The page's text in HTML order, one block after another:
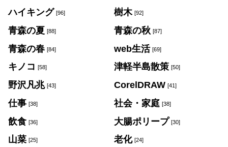
ハイキング [96] 樹木 [92]
青森の夏 [88] 青森の秋 [87]
青森の春 [84] web生活 [69]
キノコ [58] 津軽半島散策 [50]
野沢凡兆 [43] CorelDRAW [41]
仕事 [38] 社会・家庭 [38]
飲食 [36] 大腸ポリープ [30]
山菜 [25] 老化 [24]